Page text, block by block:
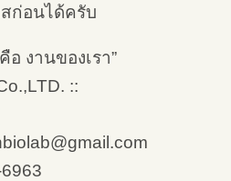
ก่อนได้ครับ
งานของเรา”
::